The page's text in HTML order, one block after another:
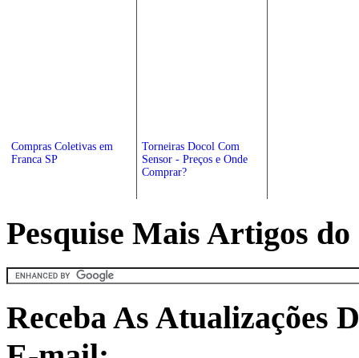
Compras Coletivas em
Franca SP
Torneiras Docol Com
Sensor - Preços e Onde
Comprar?
Pesquise Mais Artigos do
Receba As Atualizações